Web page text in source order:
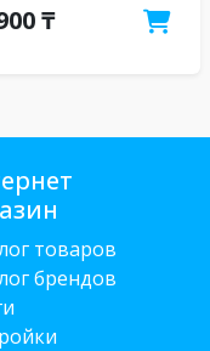
₸
товаров
брендов